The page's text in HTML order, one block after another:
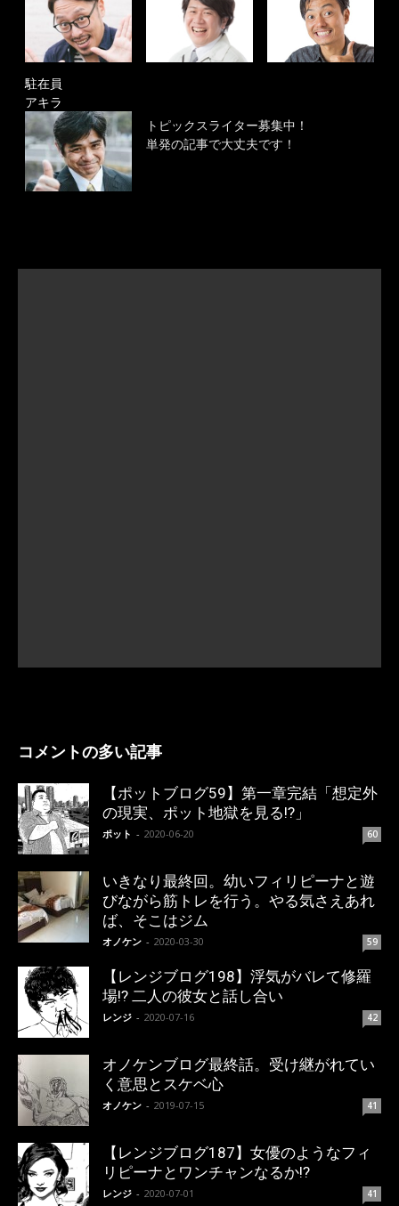
駐在員
アキラ
トピックスライター募集中！
単発の記事で大丈夫です！
コメントの多い記事
【ポットブログ59】第一章完結「想定外
の現実、ポット地獄を見る!?」
ポット - 2020-06-20 60
いきなり最終回。幼いフィリピーナと遊
びながら筋トレを行う。やる気さえあれ
ば、そこはジム
オノケン - 2020-03-30 59
【レンジブログ198】浮気がバレて修羅
場!? 二人の彼女と話し合い
レンジ - 2020-07-16 42
オノケンブログ最終話。受け継がれてい
く意思とスケベ心
オノケン - 2019-07-15 41
【レンジブログ187】女優のようなフィ
リピーナとワンチャンなるか!?
レンジ - 2020-07-01 41